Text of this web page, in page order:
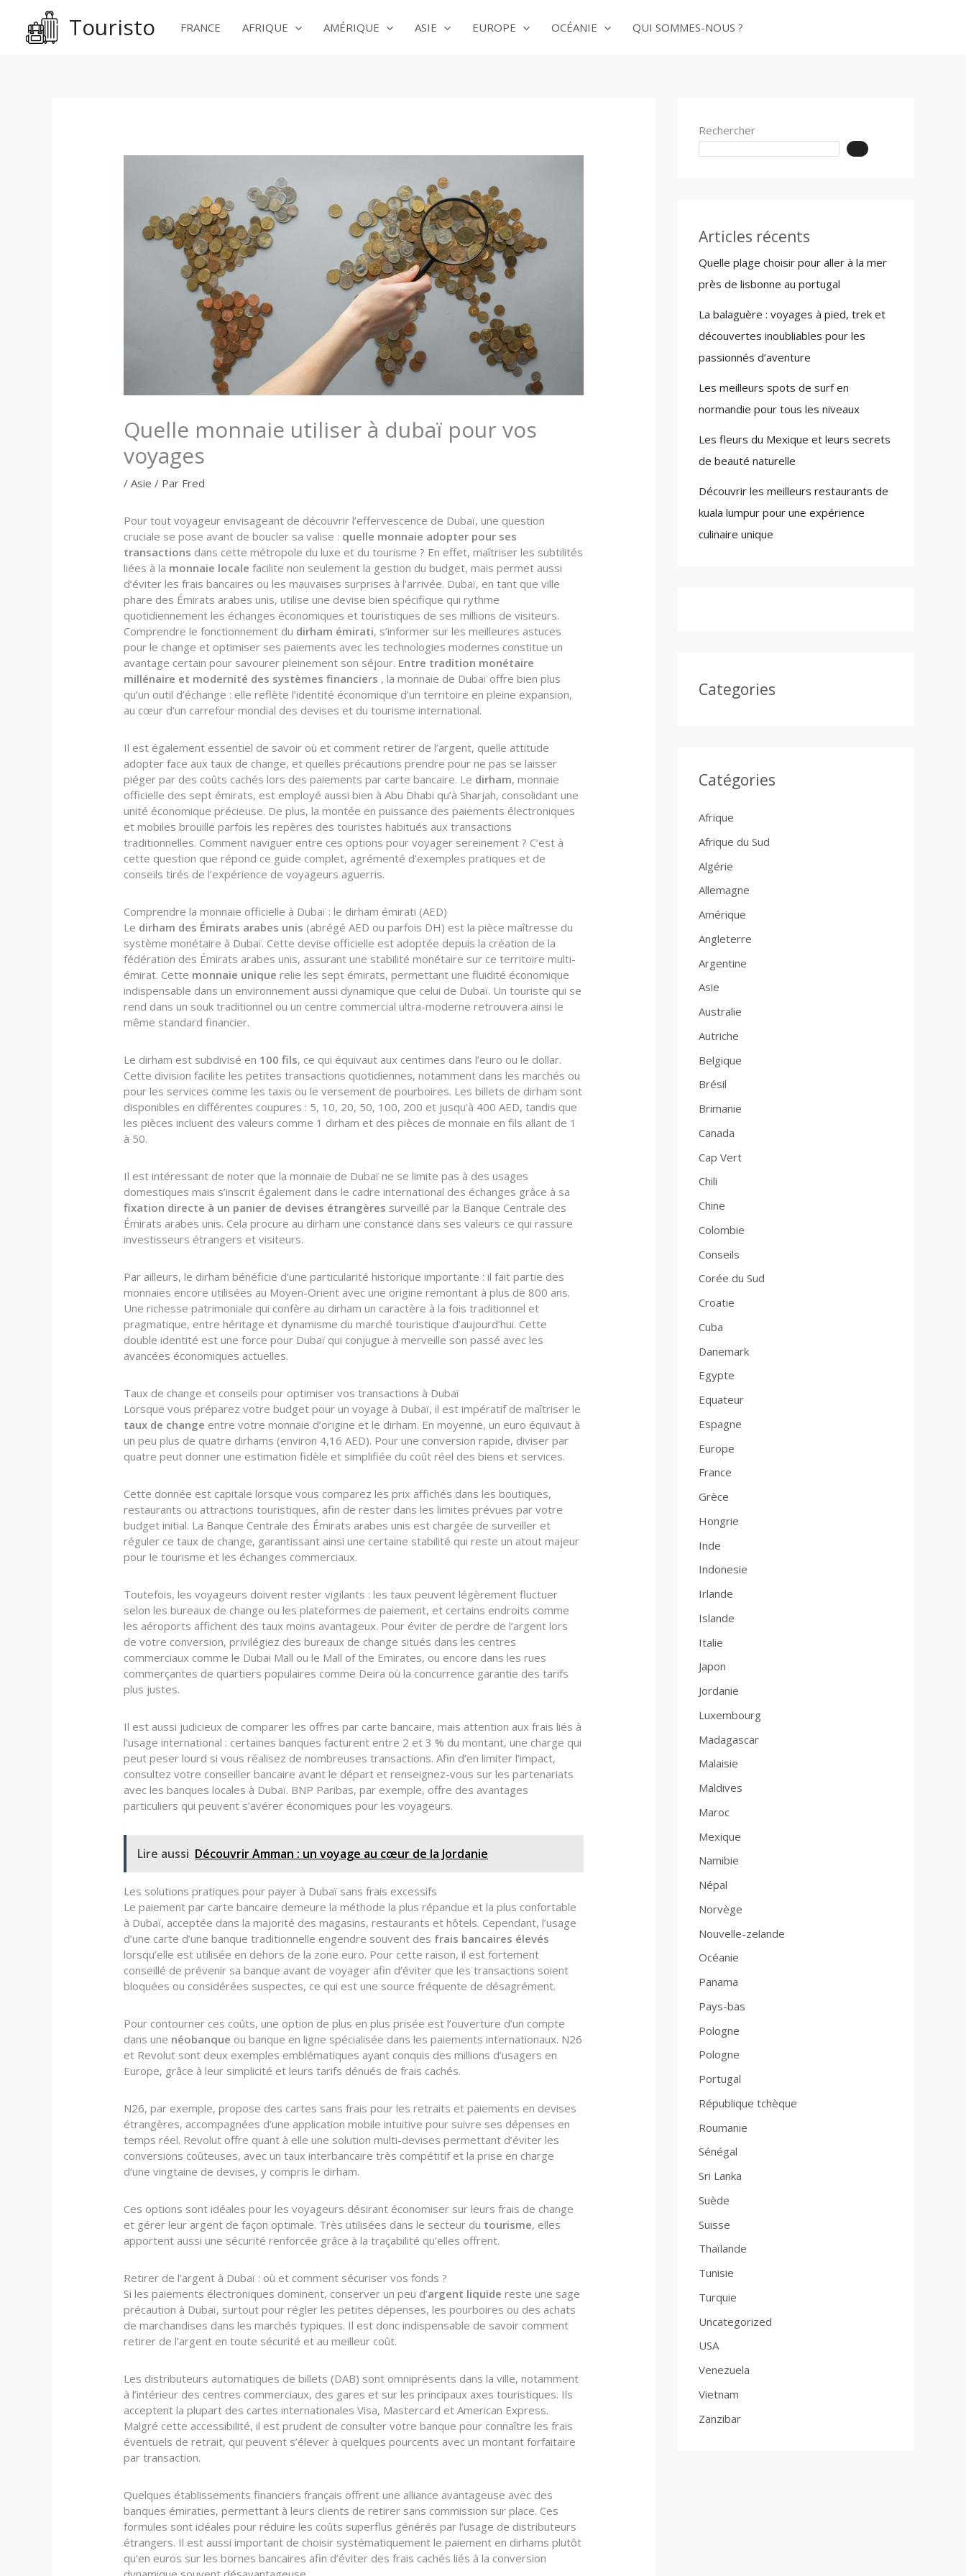
contenu
Touristo FRANCE AFRIQUE AMÉRIQUE ASIE EUROPE OCÉANIE QUI SOMMES-NOUS ?
Quelle monnaie utiliser à dubaï pour vos
voyages
/Asie / Par Fred
Pour tout voyageur envisageant de découvrir l’effervescence de Dubaï, une question
cruciale se pose avant de boucler sa valise : quelle monnaie adopter pour ses
transactions dans cette métropole du luxe et du tourisme ? En effet, maîtriser les subtilités
liées à la monnaie locale facilite non seulement la gestion du budget, mais permet aussi
d’éviter les frais bancaires ou les mauvaises surprises à l’arrivée. Dubaï, en tant que ville
phare des Émirats arabes unis, utilise une devise bien spécifique qui rythme
quotidiennement les échanges économiques et touristiques de ses millions de visiteurs.
Comprendre le fonctionnement du dirham émirati, s’informer sur les meilleures astuces
pour le change et optimiser ses paiements avec les technologies modernes constitue un
avantage certain pour savourer pleinement son séjour. Entre tradition monétaire
millénaire et modernité des systèmes financiers , la monnaie de Dubaï offre bien plus
qu’un outil d’échange : elle reflète l’identité économique d’un territoire en pleine expansion,
au cœur d’un carrefour mondial des devises et du tourisme international.
Il est également essentiel de savoir où et comment retirer de l’argent, quelle attitude
adopter face aux taux de change, et quelles précautions prendre pour ne pas se laisser
piéger par des coûts cachés lors des paiements par carte bancaire. Le dirham, monnaie
officielle des sept émirats, est employé aussi bien à Abu Dhabi qu’à Sharjah, consolidant une
unité économique précieuse. De plus, la montée en puissance des paiements électroniques
et mobiles brouille parfois les repères des touristes habitués aux transactions
traditionnelles. Comment naviguer entre ces options pour voyager sereinement ? C’est à
cette question que répond ce guide complet, agrémenté d’exemples pratiques et de
conseils tirés de l’expérience de voyageurs aguerris.
Comprendre la monnaie officielle à Dubaï : le dirham émirati (AED)
Le dirham des Émirats arabes unis (abrégé AED ou parfois DH) est la pièce maîtresse du
système monétaire à Dubaï. Cette devise officielle est adoptée depuis la création de la
fédération des Émirats arabes unis, assurant une stabilité monétaire sur ce territoire multi-
émirat. Cette monnaie unique relie les sept émirats, permettant une fluidité économique
indispensable dans un environnement aussi dynamique que celui de Dubaï. Un touriste qui se
rend dans un souk traditionnel ou un centre commercial ultra-moderne retrouvera ainsi le
même standard financier.
Le dirham est subdivisé en 100 fils, ce qui équivaut aux centimes dans l’euro ou le dollar.
Cette division facilite les petites transactions quotidiennes, notamment dans les marchés ou
pour les services comme les taxis ou le versement de pourboires. Les billets de dirham sont
disponibles en différentes coupures : 5, 10, 20, 50, 100, 200 et jusqu’à 400 AED, tandis que
les pièces incluent des valeurs comme 1 dirham et des pièces de monnaie en fils allant de 1
à 50.
Il est intéressant de noter que la monnaie de Dubaï ne se limite pas à des usages
domestiques mais s’inscrit également dans le cadre international des échanges grâce à sa
fixation directe à un panier de devises étrangères surveillé par la Banque Centrale des
Émirats arabes unis. Cela procure au dirham une constance dans ses valeurs ce qui rassure
investisseurs étrangers et visiteurs.
Par ailleurs, le dirham bénéficie d’une particularité historique importante : il fait partie des
monnaies encore utilisées au Moyen-Orient avec une origine remontant à plus de 800 ans.
Une richesse patrimoniale qui confère au dirham un caractère à la fois traditionnel et
pragmatique, entre héritage et dynamisme du marché touristique d’aujourd’hui. Cette
double identité est une force pour Dubaï qui conjugue à merveille son passé avec les
avancées économiques actuelles.
Taux de change et conseils pour optimiser vos transactions à Dubaï
Lorsque vous préparez votre budget pour un voyage à Dubaï, il est impératif de maîtriser le
taux de change entre votre monnaie d’origine et le dirham. En moyenne, un euro équivaut à
un peu plus de quatre dirhams (environ 4,16 AED). Pour une conversion rapide, diviser par
quatre peut donner une estimation fidèle et simplifiée du coût réel des biens et services.
Cette donnée est capitale lorsque vous comparez les prix affichés dans les boutiques,
restaurants ou attractions touristiques, afin de rester dans les limites prévues par votre
budget initial. La Banque Centrale des Émirats arabes unis est chargée de surveiller et
réguler ce taux de change, garantissant ainsi une certaine stabilité qui reste un atout majeur
pour le tourisme et les échanges commerciaux.
Toutefois, les voyageurs doivent rester vigilants : les taux peuvent légèrement fluctuer
selon les bureaux de change ou les plateformes de paiement, et certains endroits comme
les aéroports affichent des taux moins avantageux. Pour éviter de perdre de l’argent lors
de votre conversion, privilégiez des bureaux de change situés dans les centres
commerciaux comme le Dubai Mall ou le Mall of the Emirates, ou encore dans les rues
commerçantes de quartiers populaires comme Deira où la concurrence garantie des tarifs
plus justes.
Il est aussi judicieux de comparer les offres par carte bancaire, mais attention aux frais liés à
l’usage international : certaines banques facturent entre 2 et 3 % du montant, une charge qui
peut peser lourd si vous réalisez de nombreuses transactions. Afin d’en limiter l’impact,
consultez votre conseiller bancaire avant le départ et renseignez-vous sur les partenariats
avec les banques locales à Dubaï. BNP Paribas, par exemple, offre des avantages
particuliers qui peuvent s’avérer économiques pour les voyageurs.
Lire aussi Découvrir Amman : un voyage au cœur de la Jordanie
Les solutions pratiques pour payer à Dubaï sans frais excessifs
Le paiement par carte bancaire demeure la méthode la plus répandue et la plus confortable
à Dubaï, acceptée dans la majorité des magasins, restaurants et hôtels. Cependant, l’usage
d’une carte d’une banque traditionnelle engendre souvent des frais bancaires élevés
lorsqu’elle est utilisée en dehors de la zone euro. Pour cette raison, il est fortement
conseillé de prévenir sa banque avant de voyager afin d’éviter que les transactions soient
bloquées ou considérées suspectes, ce qui est une source fréquente de désagrément.
Pour contourner ces coûts, une option de plus en plus prisée est l’ouverture d’un compte
dans une néobanque ou banque en ligne spécialisée dans les paiements internationaux. N26
et Revolut sont deux exemples emblématiques ayant conquis des millions d’usagers en
Europe, grâce à leur simplicité et leurs tarifs dénués de frais cachés.
N26, par exemple, propose des cartes sans frais pour les retraits et paiements en devises
étrangères, accompagnées d’une application mobile intuitive pour suivre ses dépenses en
temps réel. Revolut offre quant à elle une solution multi-devises permettant d’éviter les
conversions coûteuses, avec un taux interbancaire très compétitif et la prise en charge
d’une vingtaine de devises, y compris le dirham.
Ces options sont idéales pour les voyageurs désirant économiser sur leurs frais de change
et gérer leur argent de façon optimale. Très utilisées dans le secteur du tourisme, elles
apportent aussi une sécurité renforcée grâce à la traçabilité qu’elles offrent.
Retirer de l’argent à Dubaï : où et comment sécuriser vos fonds ?
Si les paiements électroniques dominent, conserver un peu d’argent liquide reste une sage
précaution à Dubaï, surtout pour régler les petites dépenses, les pourboires ou des achats
de marchandises dans les marchés typiques. Il est donc indispensable de savoir comment
retirer de l’argent en toute sécurité et au meilleur coût.
Les distributeurs automatiques de billets (DAB) sont omniprésents dans la ville, notamment
à l’intérieur des centres commerciaux, des gares et sur les principaux axes touristiques. Ils
acceptent la plupart des cartes internationales Visa, Mastercard et American Express.
Malgré cette accessibilité, il est prudent de consulter votre banque pour connaître les frais
éventuels de retrait, qui peuvent s’élever à quelques pourcents avec un montant forfaitaire
par transaction.
Quelques établissements financiers français offrent une alliance avantageuse avec des
banques émiraties, permettant à leurs clients de retirer sans commission sur place. Ces
formules sont idéales pour réduire les coûts superflus générés par l’usage de distributeurs
étrangers. Il est aussi important de choisir systématiquement le paiement en dirhams plutôt
qu’en euros sur les bornes bancaires afin d’éviter des frais cachés liés à la conversion
Rechercher
Articles récents
Quelle plage choisir pour aller à la mer
près de lisbonne au portugal
La balaguère : voyages à pied, trek et
découvertes inoubliables pour les
passionnés d’aventure
Les meilleurs spots de surf en
normandie pour tous les niveaux
Les fleurs du Mexique et leurs secrets
de beauté naturelle
Découvrir les meilleurs restaurants de
kuala lumpur pour une expérience
culinaire unique
Categories
Catégories
Afrique
Afrique du Sud
Algérie
Allemagne
Amérique
Angleterre
Argentine
Asie
Australie
Autriche
Belgique
Brésil
Brimanie
Canada
Cap Vert
Chili
Chine
Colombie
Conseils
Corée du Sud
Croatie
Cuba
Danemark
Egypte
Equateur
Espagne
Europe
France
Grèce
Hongrie
Inde
Indonesie
Irlande
Islande
Italie
Japon
Jordanie
Luxembourg
Madagascar
Malaisie
Maldives
Maroc
Mexique
Namibie
Népal
Norvège
Nouvelle-zelande
Océanie
Panama
Pays-bas
Pologne
Pologne
Portugal
République tchèque
Roumanie
Sénégal
Sri Lanka
Suède
Suisse
Thaïlande
Tunisie
Turquie
Uncategorized
USA
Venezuela
Vietnam
Zanzibar